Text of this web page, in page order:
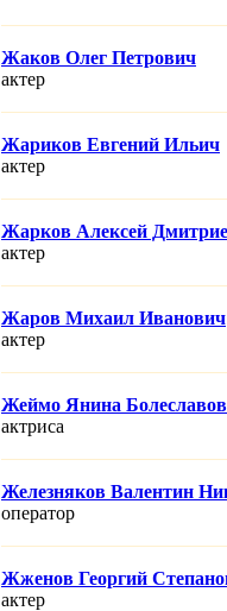
Жаков Олег Петрович
актер
Жариков Евгений Ильич
актер
Жарков Алексей
актер
Жаров Михаил Иванович
актер
Жеймо Янина
актриса
Железняков Валентин
оператор
Жженов Георгий
актер